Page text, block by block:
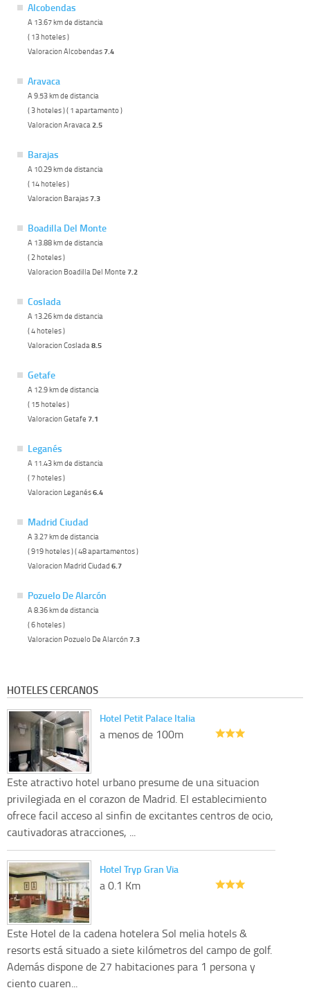
Alcobendas
A 13.67 km de distancia
( 13 hoteles )
Valoracion Alcobendas7.4
Aravaca
A 9.53 km de distancia
( 3 hoteles ) ( 1 apartamento )
Valoracion Aravaca 2.5
Barajas
A 10.29 km de distancia
( 14 hoteles )
Valoracion Barajas7.3
Boadilla Del Monte
A 13.88 km de distancia
( 2 hoteles )
Valoracion Boadilla Del Monte 7.2
Coslada
A 13.26 km de distancia
( 4 hoteles )
Valoracion Coslada 8.5
Getafe
A 12.9 km de distancia
( 15 hoteles )
Valoracion Getafe 7.1
Leganés
A 11.43 km de distancia
( 7 hoteles )
Valoracion Leganés6.4
Madrid Ciudad
A 3.27 km de distancia
( 919 hoteles ) ( 48 apartamentos )
Valoracion Madrid Ciudad 6.7
Pozuelo De Alarcón
A 8.36 km de distancia
( 6 hoteles )
Valoracion Pozuelo De Alarcón7.3
HOTELES CERCANOS
Hotel Petit Palace Italia
a menos de 100m
Este atractivo hotel urbano presume de una situacion
privilegiada en el corazon de Madrid. El establecimiento
ofrece facil acceso al sinfin de excitantes centros de ocio,
cautivadoras atracciones, ...
Hotel Tryp Gran Via
a 0.1 Km
Este Hotel de la cadena hotelera Sol melia hotels &
resorts está situado a siete kilómetros del campo de golf.
Además dispone de 27 habitaciones para 1 persona y
ciento cuaren...